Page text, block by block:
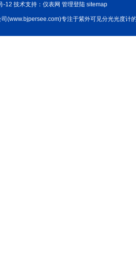
-12 技术支持： 仪表网 管理登陆 sitemap
(www.bjpersee.com)专注于紫外可见分光光度计